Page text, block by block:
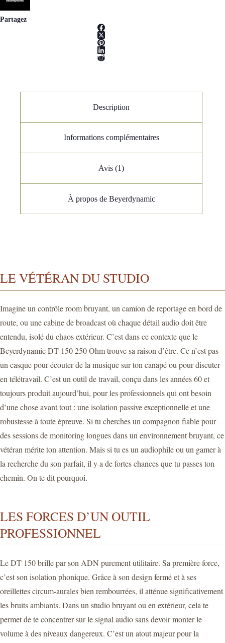
Partagez
Description
Informations complémentaires
Avis (1)
À propos de Beyerdynamic
LE VÉTÉRAN DU STUDIO
Imagine un contrôle room bruyant, un camion de reportage en bord de
route, ou une cabine de broadcast où chaque détail audio doit être
entendu, isolé du chaos extérieur. C’est dans ce contexte que le
Beyerdynamic DT 150 250 Ohm trouve sa raison d’être. Ce n’est pas
un casque pour écouter de la musique sur ton canapé ou pour discuter
en télétravail. C’est un outil de travail, conçu dans les années 60 et
toujours produit aujourd’hui, pour les professionnels qui ont besoin
d’une chose avant tout : une isolation passive exceptionnelle et une
robustesse à toute épreuve. Si tu cherches un compagnon fiable pour
des sessions de monitoring longues dans un environnement bruyant, ce
vétéran mérite ton attention. Mais si tu es un audiophile ou un gamer à
la recherche du son parfait, il y a de fortes chances que tu passes ton
chemin. On te dit pourquoi.
LES FORCES D’UN OUTIL
PROFESSIONNEL
Le DT 150 brille par son ADN purement utilitaire. Sa première force,
c’est son isolation phonique. Grâce à son design fermé et à ses
oreillettes circum-aurales bien rembourrées, il atténue significativement
les bruits ambiants. Dans un studio bruyant ou en extérieur, cela te
permet de te concentrer sur le signal audio sans devoir monter le
volume à des niveaux dangereux. C’est un atout majeur pour la